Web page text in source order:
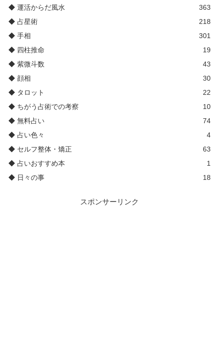
◆ 運活からだ風水
363
◆ 占星術
218
◆ 手相
301
◆ 四柱推命
19
◆ 紫微斗数
43
◆ 顔相
30
◆ タロット
22
◆ ちがう占術での考察
10
◆ 無料占い
74
◆ 占い色々
4
◆ セルフ整体・矯正
63
◆ 占いおすすめ本
1
◆ 日々の事
18
スポンサーリンク